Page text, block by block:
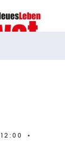
12:00 •